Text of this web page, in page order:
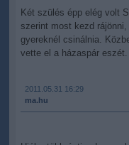
Két szülés épp elég volt
szerint most kezd
gyereknél csinálnia.
vette el a házaspár eszét.
2011.05.31 16:29
ma.hu